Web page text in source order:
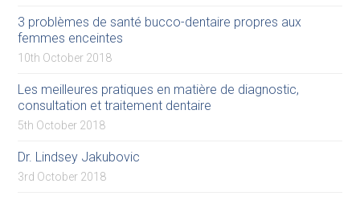
3 problèmes de santé bucco-dentaire propres aux
femmes enceintes
10th October 2018
Les meilleures pratiques en matière de diagnostic,
consultation et traitement dentaire
5th October 2018
Dr. Lindsey Jakubovic
3rd October 2018